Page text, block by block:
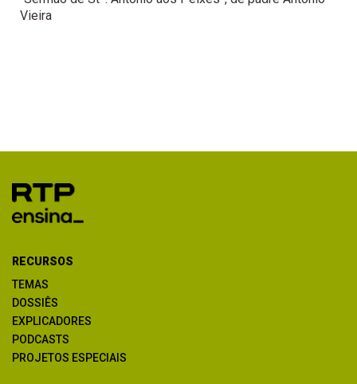
Vieira
RECURSOS
TEMAS
DOSSIÊS
EXPLICADORES
PODCASTS
PROJETOS ESPECIAIS